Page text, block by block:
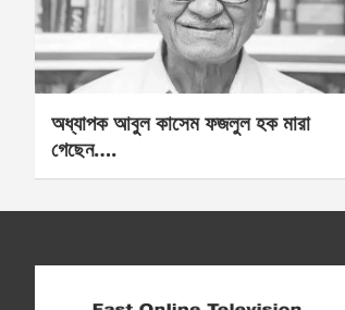
অধ্যাপক আবুল কাসেম ফজলুল হক মারা
গেছেন….